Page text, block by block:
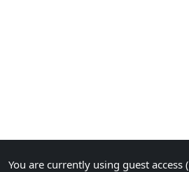
You are currently using guest access (